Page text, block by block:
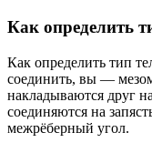
Как определить
Как определить тип
соединить, вы —
накладываются друг
соединяются на
межрёберный угол.